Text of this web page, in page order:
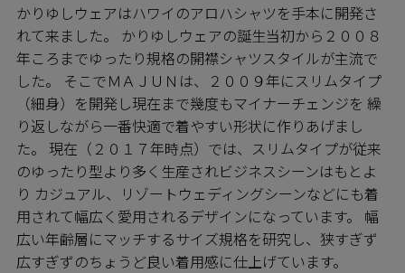
かりゆしウェアはハワイのアロハシャツを手本に開発さ
れて来ました。 かりゆしウェアの誕生当初から２００８
年ころまでゆったり規格の開襟シャツスタイルが主流で
した。 そこでＭＡＪＵＮは、２００９年にスリムタイプ
（細身）を開発し現在まで幾度もマイナーチェンジを 繰
り返しながら一番快適で着やすい形状に作りあげまし
た。 現在（２０１７年時点）では、スリムタイプが従来
のゆったり型より多く生産されビジネスシーンはもとよ
り カジュアル、リゾートウェディングシーンなどにも着
用されて幅広く愛用されるデザインになっています。 幅
広い年齢層にマッチするサイズ規格を研究し、狭すぎず
広すぎずのちょうど良い着用感に仕上げています。